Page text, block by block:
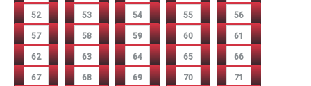
52 53 54 55 56
57 58 59 60 61
62 63 64 65 66
67 68 69 70 71